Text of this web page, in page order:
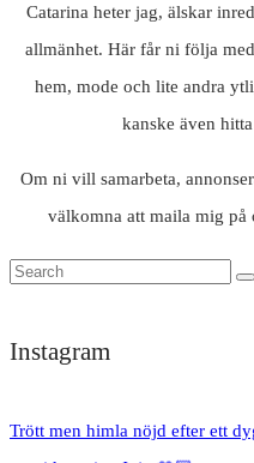
Catarina heter jag, älskar
allmänhet. Här får ni följa
hem, mode och lite andra
kanske även
Om ni vill samarbeta,
välkomna att maila mig på
Instagram
Trött men himla nöjd efter ett